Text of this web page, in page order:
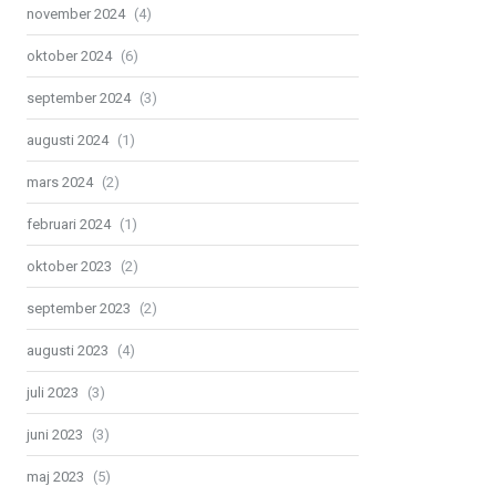
november 2024 (4)
oktober 2024 (6)
september 2024 (3)
augusti 2024 (1)
mars 2024 (2)
februari 2024 (1)
oktober 2023 (2)
september 2023 (2)
augusti 2023 (4)
juli 2023 (3)
juni 2023 (3)
maj 2023 (5)